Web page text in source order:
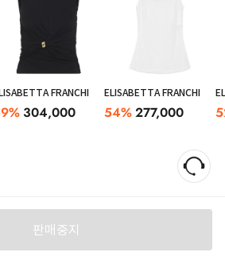
FRANCHI
% 304,000
ELISABETTA FRANCHI
54%277,000
판매중지